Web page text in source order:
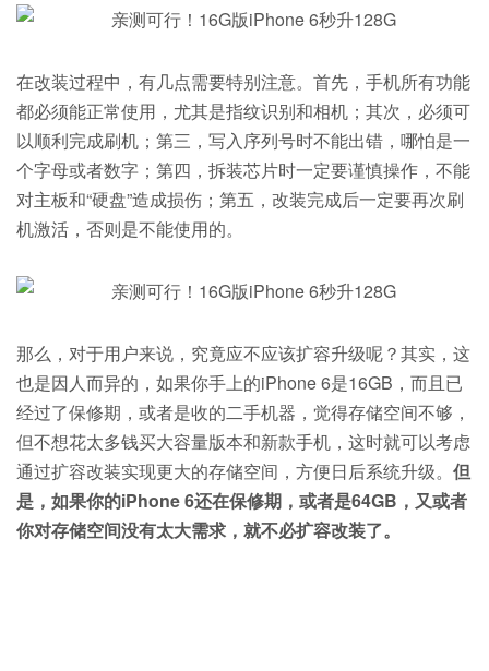
在改装过程中，有几点需要特别注意。首先，手机所有功能
都必须能正常使用，尤其是指纹识别和相机；其次，必须可
以顺利完成刷机；第三，写入序列号时不能出错，哪怕是一
个字母或者数字；第四，拆装芯片时一定要谨慎操作，不能
对主板和“硬盘”造成损伤；第五，改装完成后一定要再次刷
机激活，否则是不能使用的。
那么，对于用户来说，究竟应不应该扩容升级呢？其实，这
也是因人而异的，如果你手上的iPhone 6是16GB，而且已
经过了保修期，或者是收的二手机器，觉得存储空间不够，
但不想花太多钱买大容量版本和新款手机，这时就可以考虑
通过扩容改装实现更大的存储空间，方便日后系统升级。 但
是，如果你的iPhone 6还在保修期，或者是64GB，又或者
你对存储空间没有太大需求，就不必扩容改装了。